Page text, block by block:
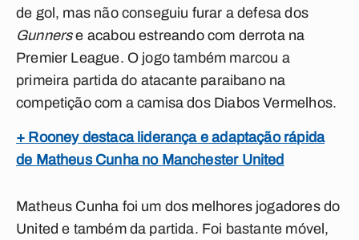
de gol, mas não conseguiu furar a defesa dos
Gunnerse acabou estreando com derrota na
Premier League. O jogo também marcou a
primeira partida do atacante paraibano na
competição com a camisa dos Diabos Vermelhos.
+ Rooney destaca liderança e adaptação rápida
de Matheus Cunha no Manchester United
Matheus Cunha foi um dos melhores jogadores do
United e também da partida. Foi bastante móvel,